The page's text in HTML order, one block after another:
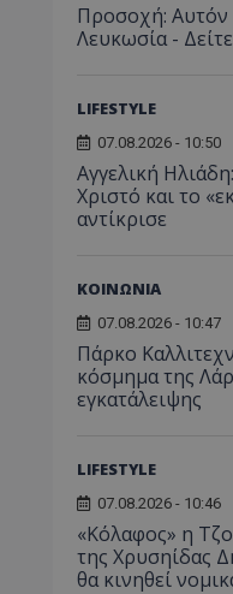
Προσοχή: Αυτόν
Λευκωσία -
LIFESTYLE
07.08.2026 - 10:50
Αγγελική
Χριστό και το
αντίκρισε
ΚΟΙΝΩΝΙΑ
07.08.2026 - 10:47
Πάρκο
κόσμημα της
εγκατάλειψης
LIFESTYLE
07.08.2026 - 10:46
«Κόλαφος» η
της Χρυσηίδας
θα κινηθεί